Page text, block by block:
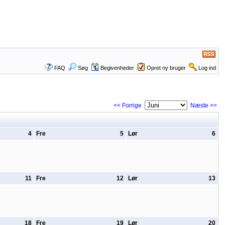
FAQ Søg Begivenheder Opret ny bruger Log ind
<< Forrige Næste >>
4 5
Fre 6
Lør
11 12
Fre 13
Lør
18 19
Fre 20
Lør